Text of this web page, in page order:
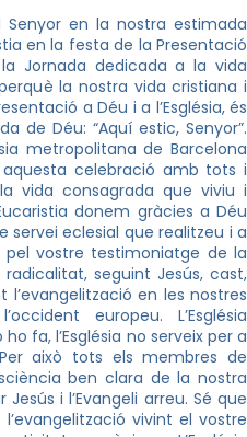
en la nostra estimada
en la festa de la Presentació
Jornada dedicada a la vida
la nostra vida cristiana i
a Déu i a l’Església, és
de Déu: “Aquí estic, Senyor”.
metropolitana de Barcelona
celebració amb tots i
vida consagrada que viviu i
donem gràcies a Déu
servei eclesial que realitzeu i a
vostre testimoniatge de la
seguint Jesús, cast,
en les nostres
europeu. L’Església
fa, l’Església no serveix per a
això tots els membres de
ben clara de la nostra
i l’Evangeli arreu. Sé que
vivint el vostre